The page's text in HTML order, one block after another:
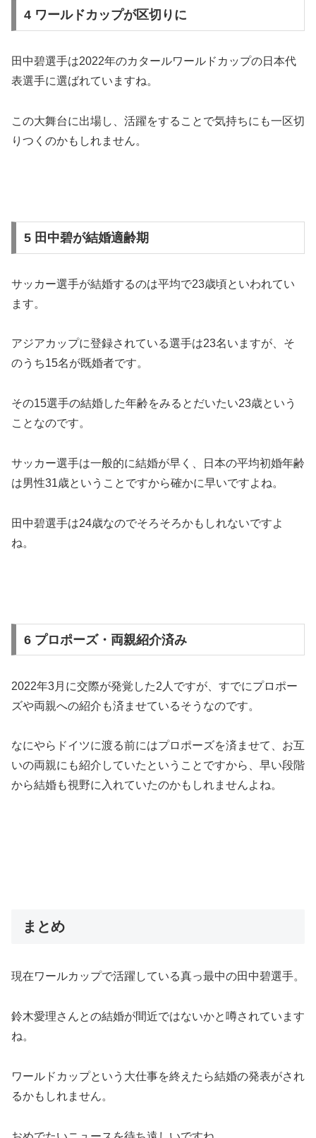
4 ワールドカップが区切りに
田中碧選手は2022年のカタールワールドカップの日本代
表選手に選ばれていますね。
この大舞台に出場し、活躍をすることで気持ちにも一区切
りつくのかもしれません。
5 田中碧が結婚適齢期
サッカー選手が結婚するのは平均で23歳頃といわれてい
ます。
アジアカップに登録されている選手は23名いますが、そ
のうち15名が既婚者です。
その15選手の結婚した年齢をみるとだいたい23歳という
ことなのです。
サッカー選手は一般的に結婚が早く、日本の平均初婚年齢
は男性31歳ということですから確かに早いですよね。
田中碧選手は24歳なのでそろそろかもしれないですよ
ね。
6 プロポーズ・両親紹介済み
2022年3月に交際が発覚した2人ですが、すでにプロポー
ズや両親への紹介も済ませているそうなのです。
なにやらドイツに渡る前にはプロポーズを済ませて、お互
いの両親にも紹介していたということですから、早い段階
から結婚も視野に入れていたのかもしれませんよね。
まとめ
現在ワールカップで活躍している真っ最中の田中碧選手。
鈴木愛理さんとの結婚が間近ではないかと噂されています
ね。
ワールドカップという大仕事を終えたら結婚の発表がされ
るかもしれません。